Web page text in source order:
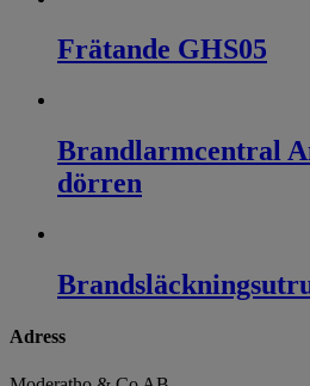
Frätande GHS05
Brandlarmcentral
dörren
Adress